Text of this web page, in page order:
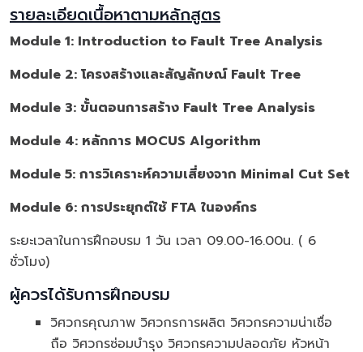
รายละเอียดเนื้อหาตามหลักสูตร
Module 1: Introduction to Fault Tree Analysis
Module 2: โครงสร้างและสัญลักษณ์ Fault Tree
Module 3: ขั้นตอนการสร้าง Fault Tree Analysis
Module 4: หลักการ MOCUS Algorithm
Module 5: การวิเคราะห์ความเสี่ยงจาก Minimal Cut Set
Module 6: การประยุกต์ใช้ FTA ในองค์กร
ระยะเวลาในการฝึกอบรม 1 วัน เวลา 09.00-16.00น. ( 6
ชั่วโมง)
ผู้ควรได้รับการฝึกอบรม
วิศวกรคุณภาพ วิศวกรการผลิต วิศวกรความน่าเชื่อ
ถือ วิศวกรซ่อมบำรุง วิศวกรความปลอดภัย หัวหน้า